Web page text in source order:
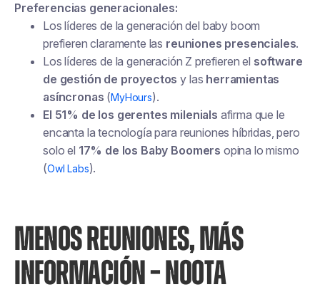
Preferencias generacionales:
Los líderes de la generación del baby boom
prefieren claramente las reuniones presenciales.
Los líderes de la generación Z prefieren el software
de gestión de proyectos y las herramientas
asíncronas (MyHours).
El 51% de los gerentes milenials afirma que le
encanta la tecnología para reuniones híbridas, pero
solo el 17% de los Baby Boomers opina lo mismo
(Owl Labs).
MENOS REUNIONES, MÁS
INFORMACIÓN – NOOTA